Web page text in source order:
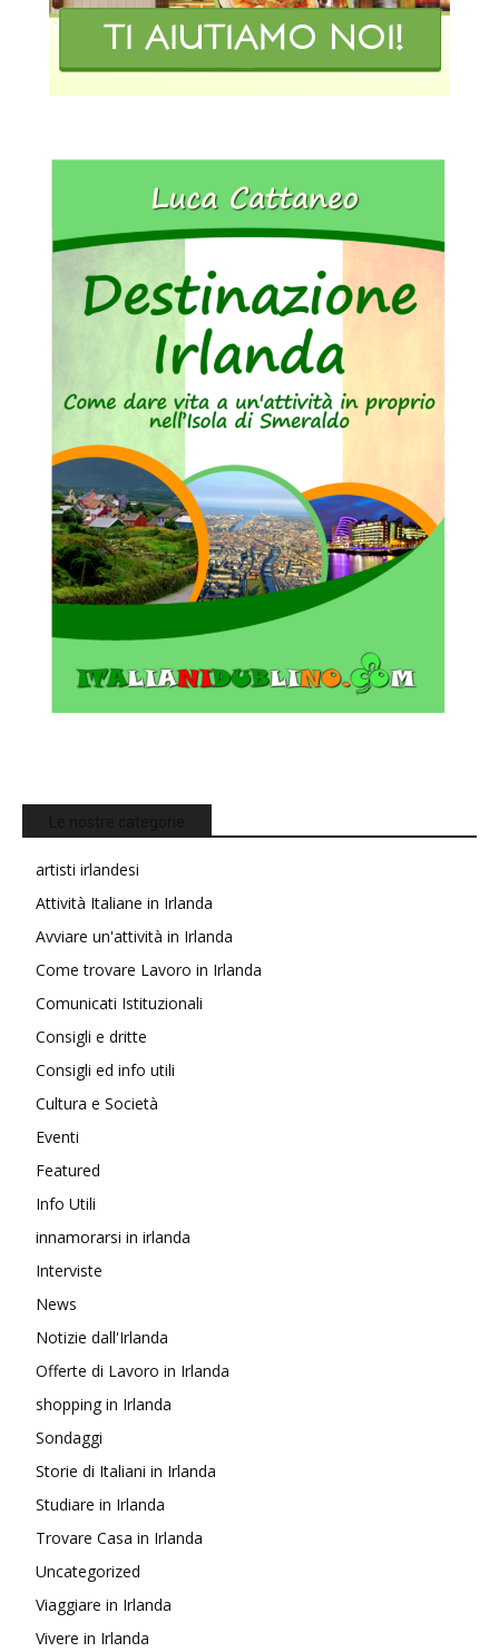
artisti irlandesi
Attività Italiane in Irlanda
Avviare un'attività in Irlanda
Come trovare Lavoro in Irlanda
Comunicati Istituzionali
Consigli e dritte
Consigli ed info utili
Cultura e Società
Eventi
Featured
Info Utili
innamorarsi in irlanda
Interviste
News
Notizie dall'Irlanda
Offerte di Lavoro in Irlanda
shopping in Irlanda
Sondaggi
Storie di Italiani in Irlanda
Studiare in Irlanda
Trovare Casa in Irlanda
Uncategorized
Viaggiare in Irlanda
Vivere in Irlanda